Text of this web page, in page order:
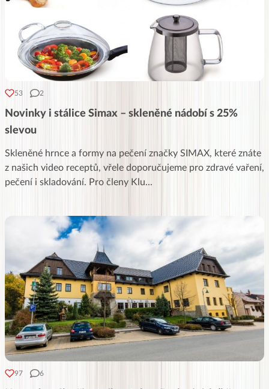
53 2
Novinky i stálice Simax – skleněné nádobí s 25%
slevou
Skleněné hrnce a formy na pečení značky SIMAX, které znáte
z našich video receptů, vřele doporučujeme pro zdravé vaření,
pečení i skladování. Pro členy Klu...
97 6